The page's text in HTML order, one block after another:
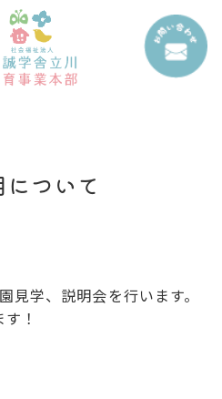
ついて
見学、説明会を行います。
！